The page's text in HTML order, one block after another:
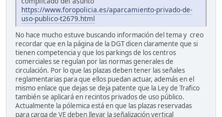
https://www.foropolicia.es/aparcamiento-privado-de-
uso-publico-t2679.html
No hace mucho estuve buscando información del tema y creo
recordar que en la página de la DGT dicen claramente que si
tienen competencia y que los parkings de los centros
comerciales se regulan por las normas generales de
circulación. Por lo que las plazas deben tener las señales
reglamentarias para que ellos puedan actuar, además en el
mismo enlace que dejas se deja patente que la Ley de Trafico
también se aplicará en recintos privados de uso público.
Actualmente la pólemica está en que las plazas reservadas
para carga de VE deben llevar la señalización vertical